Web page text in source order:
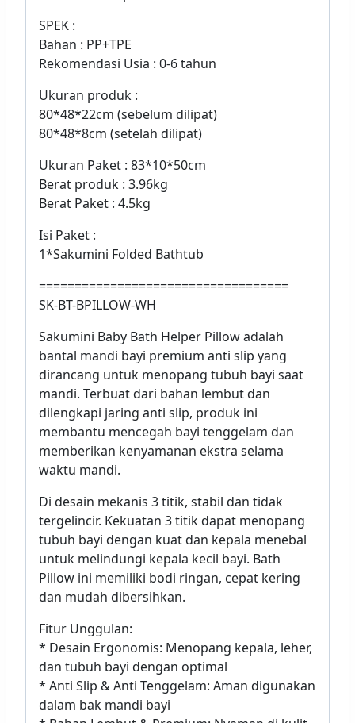
SPEK :
Bahan : PP+TPE
Rekomendasi Usia : 0-6 tahun
Ukuran produk :
80*48*22cm (sebelum dilipat)
80*48*8cm (setelah dilipat)
Ukuran Paket : 83*10*50cm
Berat produk : 3.96kg
Berat Paket : 4.5kg
Isi Paket :
1*Sakumini Folded Bathtub
===================================
SK-BT-BPILLOW-WH
Sakumini Baby Bath Helper Pillow adalah
bantal mandi bayi premium anti slip yang
dirancang untuk menopang tubuh bayi saat
mandi. Terbuat dari bahan lembut dan
dilengkapi jaring anti slip, produk ini
membantu mencegah bayi tenggelam dan
memberikan kenyamanan ekstra selama
waktu mandi.
Di desain mekanis 3 titik, stabil dan tidak
tergelincir. Kekuatan 3 titik dapat menopang
tubuh bayi dengan kuat dan kepala menebal
untuk melindungi kepala kecil bayi. Bath
Pillow ini memiliki bodi ringan, cepat kering
dan mudah dibersihkan.
Fitur Unggulan:
* Desain Ergonomis: Menopang kepala, leher,
dan tubuh bayi dengan optimal
* Anti Slip & Anti Tenggelam: Aman digunakan
dalam bak mandi bayi